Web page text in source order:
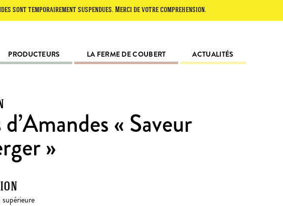
suspendues. Merci de votre compréhension.
PRODUCTEURS LA FERME DE COUBERT ACTUALITÉS
« Saveur
»
supérieure